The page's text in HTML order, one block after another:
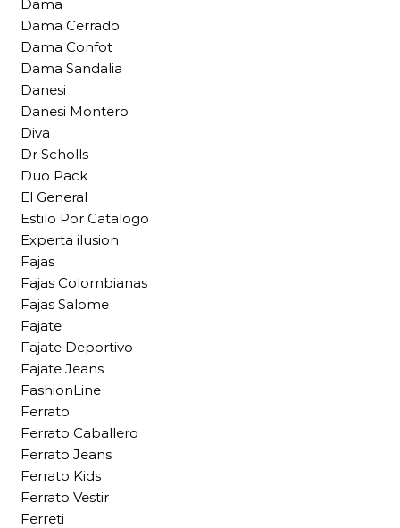
Dama
Dama Cerrado
Dama Confot
Dama Sandalia
Danesi
Danesi Montero
Diva
Dr Scholls
Duo Pack
El General
Estilo Por Catalogo
Experta ilusion
Fajas
Fajas Colombianas
Fajas Salome
Fajate
Fajate Deportivo
Fajate Jeans
FashionLine
Ferrato
Ferrato Caballero
Ferrato Jeans
Ferrato Kids
Ferrato Vestir
Ferreti